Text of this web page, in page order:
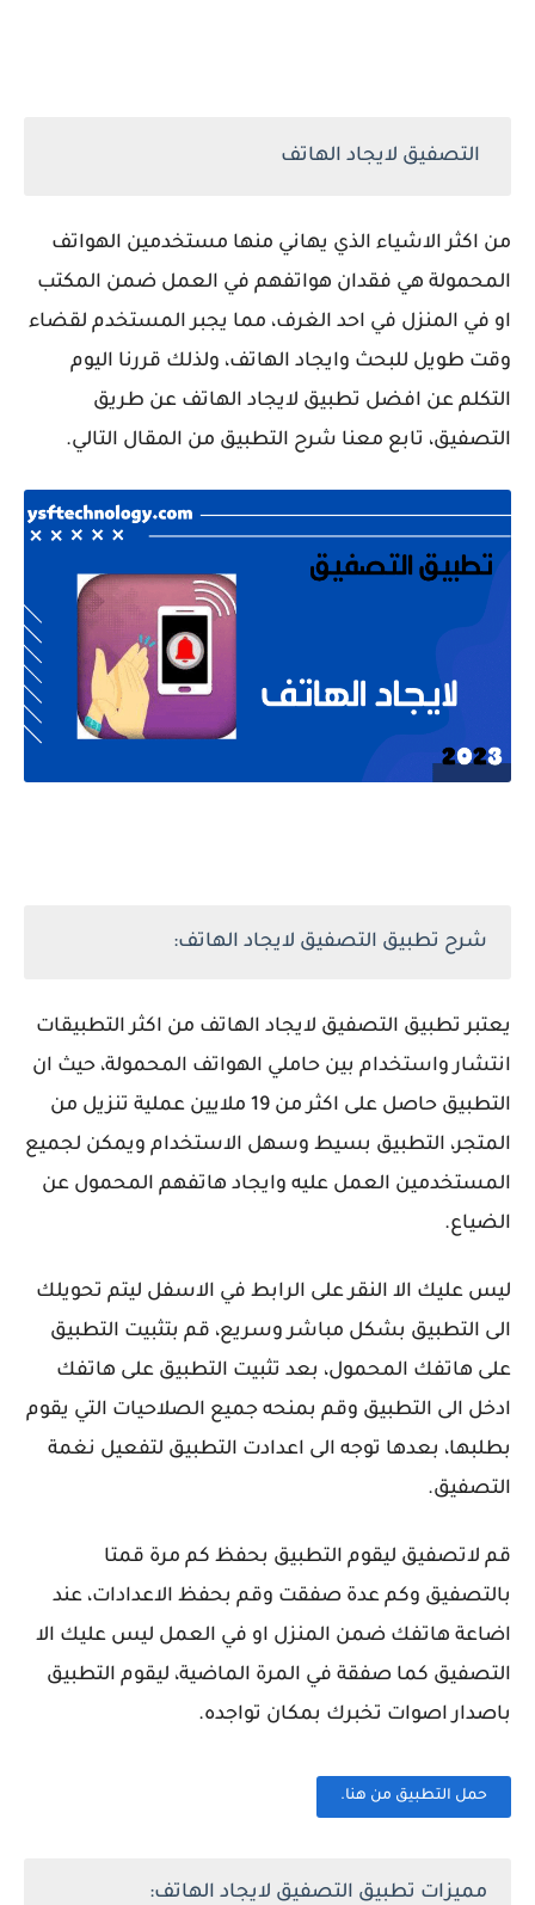
التصفيق لايجاد الهاتف
من اكثر الاشياء الذي يهاني منها مستخدمين الهواتف
المحمولة هي فقدان هواتفهم في العمل ضمن المكتب
او في المنزل في احد الغرف، مما يجبر المستخدم لقضاء
وقت طويل للبحث وايجاد الهاتف، ولذلك قررنا اليوم
التكلم عن افضل تطبيق لايجاد الهاتف عن طريق
التصفيق، تابع معنا شرح التطبيق من المقال التالي.
شرح تطبيق التصفيق لايجاد الهاتف:
يعتبر تطبيق التصفيق لايجاد الهاتف من اكثر التطبيقات
انتشار واستخدام بين حاملي الهواتف المحمولة، حيث ان
التطبيق حاصل على اكثر من 19 ملايين عملية تنزيل من
المتجر، التطبيق بسيط وسهل الاستخدام ويمكن لجميع
المستخدمين العمل عليه وايجاد هاتفهم المحمول عن
الضياع.
ليس عليك الا النقر على الرابط في الاسفل ليتم تحويلك
الى التطبيق بشكل مباشر وسريع، قم بتثبيت التطبيق
على هاتفك المحمول، بعد تثبيت التطبيق على هاتفك
ادخل الى التطبيق وقم بمنحه جميع الصلاحيات التي يقوم
بطلبها، بعدها توجه الى اعدادت التطبيق لتفعيل نغمة
التصفيق.
قم لاتصفيق ليقوم التطبيق بحفظ كم مرة قمتا
بالتصفيق وكم عدة صفقت وقم بحفظ الاعدادات، عند
اضاعة هاتفك ضمن المنزل او في العمل ليس عليك الا
التصفيق كما صفقة في المرة الماضية، ليقوم التطبيق
باصدار اصوات تخبرك بمكان تواجده.
حمل التطبيق من هنا.
مميزات تطبيق التصفيق لايجاد الهاتف: